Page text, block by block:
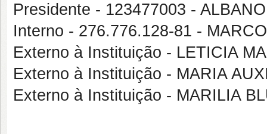
Presidente - 123477003 -
Interno - 276.776.128-81 -
Externo à Instituição - LETICIA
Externo à Instituição - MARIA
Externo à Instituição - MARILIA